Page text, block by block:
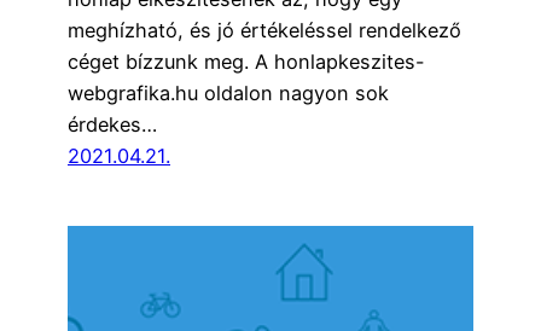
meghízható, és jó értékeléssel rendelkező
céget bízzunk meg. A honlapkeszites-
webgrafika.hu oldalon nagyon sok
érdekes…
2021.04.21.